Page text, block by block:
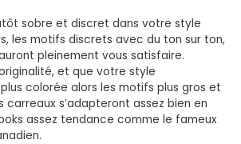
sobre et discret dans votre style
les motifs discrets avec du ton sur ton,
pleinement vous satisfaire.
et que votre style
colorée alors les motifs plus gros et
carreaux s’adapteront assez bien en
assez tendance comme le fameux